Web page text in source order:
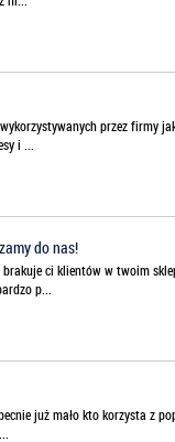
przez firmy
i ...
do nas!
ci klientów w twoim
p...
już mało kto korzysta z